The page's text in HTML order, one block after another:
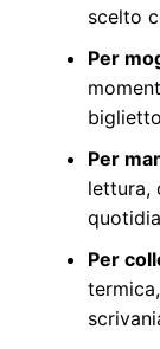
scelto
Per
Per
lettura,
Per